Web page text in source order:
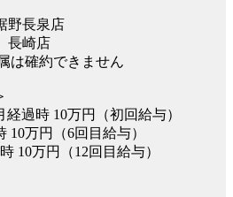
野長泉店
長崎店
は確約できません
過時 10万円（初回給与）
10万円（6回目給与）
10万円（12回目給与）